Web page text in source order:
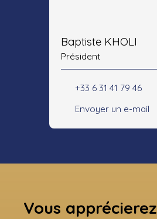
Baptiste KHOLI
Président
+33 6 31 41 79 46
Envoyer un e-mail
Vous apprécierez